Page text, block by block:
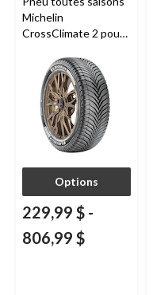
Michelin
CrossClimate 2 pour
et multisegments
Options
229,99 $ -
806,99 $